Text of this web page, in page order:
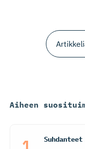
Aiheen
Suhdanteet